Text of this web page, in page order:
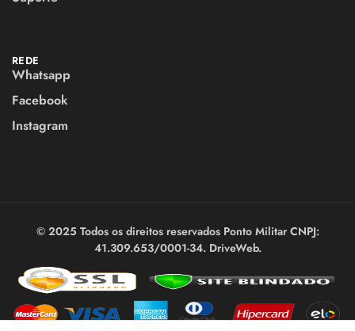
REDE
Whatsapp
Facebook
Instagram
© 2025 Todos os direitos reservados Ponto Militar CNPJ:
41.309.653/0001-34. DriveWeb.